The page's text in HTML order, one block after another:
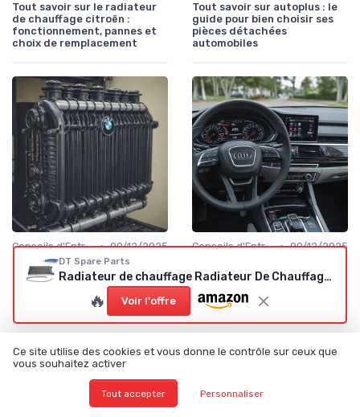
Tout savoir sur le radiateur
de chauffage citroën :
fonctionnement, pannes et
choix de remplacement
Tout savoir sur autoplus : le
guide pour bien choisir ses
pièces détachées
automobiles
Conseils d'Entretien Auto • 09/12/2025
Tout savoir sur le radiateur
de chauffage BMW :
fonctionnement, pannes et
conseils d’achat
Conseils d'Entretien Auto • 09/12/2025
radiateur de chauffage pour
votre Audi : conseils
pratiques et erreurs à éviter
DT Spare Parts
Radiateur de chauffage Radiateur De Chauffage 3.82230
🔥 Voir l'offre
Ce site utilise des cookies et vous donne le contrôle sur ceux que
vous souhaitez activer
Tout accepter Personnaliser